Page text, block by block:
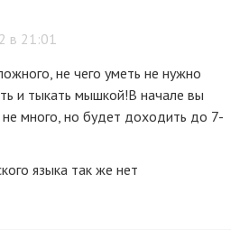
в 21:01
не чего уметь не нужно
и тыкать мышкой!В начале вы
много, но будет доходить до 7-
языка так же нет